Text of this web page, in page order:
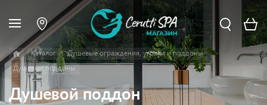
Каталог
Душевые ограждения, уголки и поддоны
Душевые поддоны
Душевой поддон